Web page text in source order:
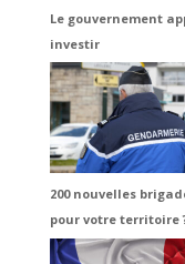
Le gouvernement
investir
200 nouvelles
pour votre territoire